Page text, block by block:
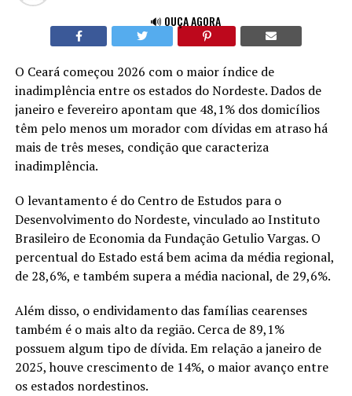
🔊 OUÇA AGORA
O Ceará começou 2026 com o maior índice de
inadimplência entre os estados do Nordeste. Dados de
janeiro e fevereiro apontam que 48,1% dos domicílios
têm pelo menos um morador com dívidas em atraso há
mais de três meses, condição que caracteriza
inadimplência.
O levantamento é do Centro de Estudos para o
Desenvolvimento do Nordeste, vinculado ao Instituto
Brasileiro de Economia da Fundação Getulio Vargas. O
percentual do Estado está bem acima da média regional,
de 28,6%, e também supera a média nacional, de 29,6%.
Além disso, o endividamento das famílias cearenses
também é o mais alto da região. Cerca de 89,1%
possuem algum tipo de dívida. Em relação a janeiro de
2025, houve crescimento de 14%, o maior avanço entre
os estados nordestinos.